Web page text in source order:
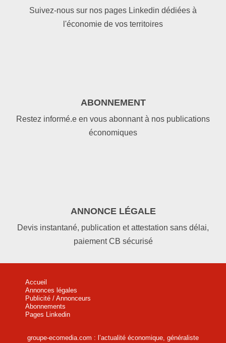
Suivez-nous sur nos pages Linkedin dédiées à
l'économie de vos territoires
ABONNEMENT
Restez informé.e en vous abonnant à nos publications
économiques
ANNONCE LÉGALE
Devis instantané, publication et attestation sans délai,
paiement CB sécurisé
Accueil
Annonces légales
Publicité / Annonceurs
Abonnements
Pages Linkedin
groupe-ecomedia.com : l’actualité économique, généraliste